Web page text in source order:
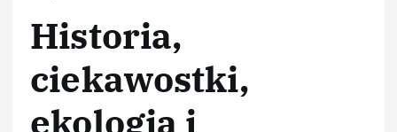
Historia,
ciekawostki,
ekologia i